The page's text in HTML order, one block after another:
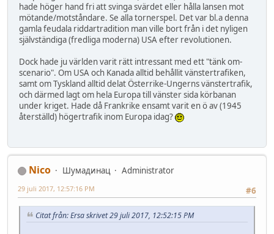
hade höger hand fri att svinga svärdet eller hålla lansen mot
mötande/motståndare. Se alla tornerspel. Det var bl.a denna
gamla feudala riddartradition man ville bort från i det nyligen
självständiga (fredliga moderna) USA efter revolutionen.
Dock hade ju världen varit rätt intressant med ett "tänk om-
scenario". Om USA och Kanada alltid behållit vänstertrafiken,
samt om Tyskland alltid delat Österrike-Ungerns vänstertrafik,
och därmed lagt om hela Europa till vänster sida körbanan
under kriget. Hade då Frankrike ensamt varit en ö av (1945
återställd) högertrafik inom Europa idag?
Nico Шумадинац
Administrator
#6
29 juli 2017, 12:57:16 PM
Citat från: Ersa skrivet 29 juli 2017, 12:52:15 PM